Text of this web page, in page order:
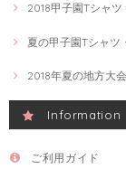
2018甲子園Tシャツ
夏の甲子園Tシャツ
2018年夏の地方大
Information
ご利用ガイド